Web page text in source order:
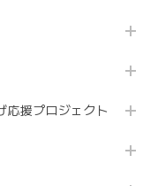
応援プロジェクト